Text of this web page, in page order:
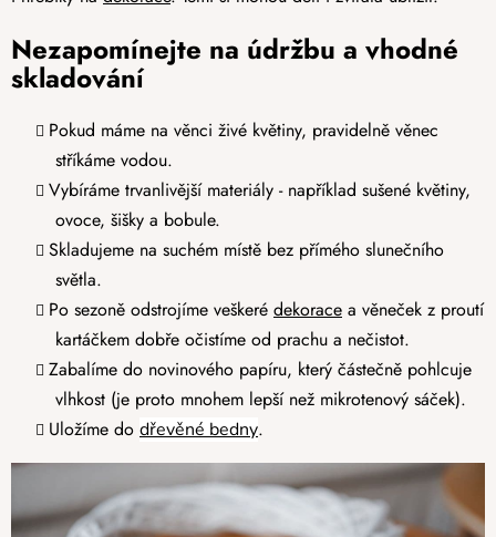
Nezapomínejte na údržbu a vhodné
skladování
Pokud máme na věnci živé květiny, pravidelně věnec
stříkáme vodou.
Vybíráme trvanlivější materiály - například sušené květiny,
ovoce, šišky a bobule.
Skladujeme na suchém místě bez přímého slunečního
světla.
Po sezoně odstrojíme veškeré dekorace a věneček z proutí
kartáčkem dobře očistíme od prachu a nečistot.
Zabalíme do novinového papíru, který částečně pohlcuje
vlhkost (je proto mnohem lepší než mikrotenový sáček).
Uložíme do dřevěné bedny.